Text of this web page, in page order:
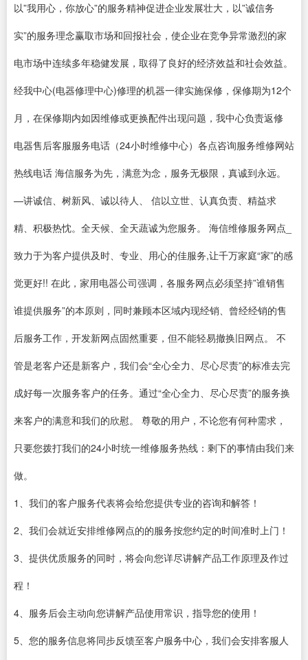
以”我用心，你放心”的服务精神促进企业发展壮大，以”诚信务
实”的服务理念赢取市场和回报社会，使企业在竞争异常激烈的家
电市场中连续多年稳健发展，取得了良好的经济效益和社会效益。
经我中心(电器修理中心)修理的机器一律实施保修，保修期为12个
月，在保修期内如因维修或更换配件出现问题，我中心负责返修
电器售后客服服务电话（24小时维修中心）各点咨询服务维修网站
热线电话 海信服务为先，满意为念，服务无极限，真诚到永远。
—讲诚信、树新风、诚以待人、 信以立世、认真负责、精益求
精、积极热忱。全天候、全天蔬诚为您服务。 海信维修服务网点_
致力于为客户提供及时、专业、用心的佳服务,让千万家庭“家”的感
觉更好!! 在此，家用电器公司强调，各服务网点必须坚持”谁销售
谁提供服务”的本原则，同时兼顾本区域内现经销、曾经经销的售
后服务工作，开发新网点固然重要，但不能轻易撤换旧网点。 不
管是老客户还是新客户，我们会“全心全力、尽心尽责”的标准去完
成好每一次服务客户的任务。通过“全心全力、尽心尽责”的服务换
来客户的满意和我们的欣慰。 尊敬的用户，不论您有何种需求，
只要您拨打我们的24小时统一维修服务热线：剩下的事情由我们来
做。
1、我们的客户服务代表将会给您提供专业的咨询和解答！
2、我们会就近安排维修网点的的服务按您约定的时间准时上门！
3、提供优质服务的同时，将会向您详尽讲解产品工作原理及作过
程！
4、服务后会主动向您讲解产品使用常识，指导您的使用！
5、您的服务信息将同步反馈至客户服务中心，我们会安排客服人